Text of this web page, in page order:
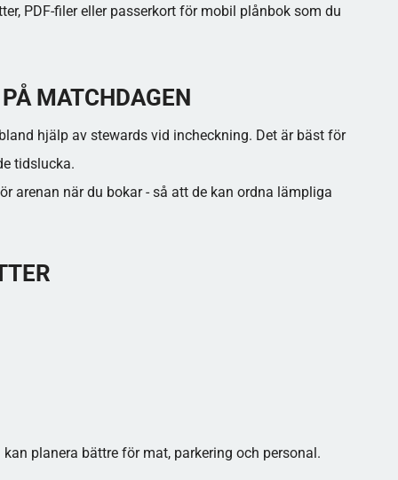
PDF-filer eller passerkort för mobil plånbok som du
MATCHDAGEN
hjälp av stewards vid incheckning. Det är bäst för
tidslucka.
arenan när du bokar - så att de kan ordna lämpliga
planera bättre för mat, parkering och personal.